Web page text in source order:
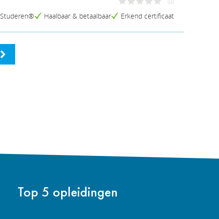
Haalbaar & betaalbaar Erkend certificaat
Top 5 opleidingen